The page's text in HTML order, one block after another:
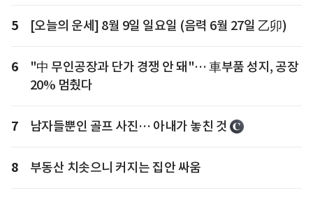
5 [오늘의 운세] 8월 9일 일요일 (음력 6월 27일 乙卯)
6
"中 무인공장과 단가 경쟁 안 돼"… 車부품 성지, 공장
20% 멈췄다
7 남자들뿐인 골프 사진… 아내가 놓친 것
8 부동산 치솟으니 커지는 집안 싸움